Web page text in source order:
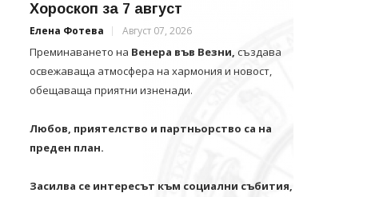
Хороскоп за 7 август
Елена Фотева Август 07, 2026
Преминаването на Венера във Везни, създава
освежаваща атмосфера на хармония и новост,
обещаваща приятни изненади.
Любов, приятелство и партньорство са на
преден план.
Засилва се интересът към социални събития,